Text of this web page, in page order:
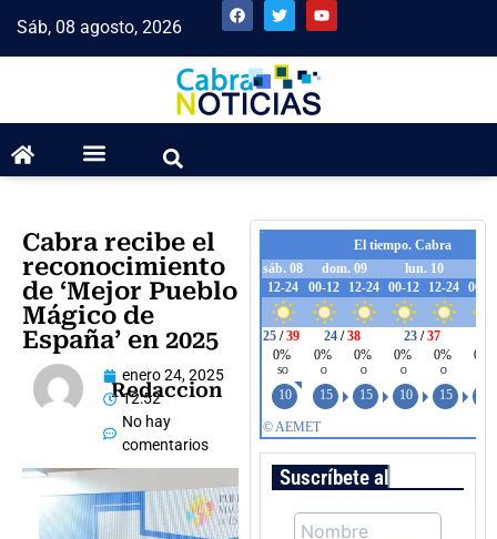
Sáb, 08 agosto, 2026
Cabra recibe el
reconocimiento
de ‘Mejor Pueblo
Mágico de
España’ en 2025
Redaccion
enero 24, 2025
12:52
No hay
comentarios
Suscríbete al boletín